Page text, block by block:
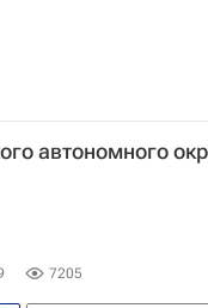
автономного
7205